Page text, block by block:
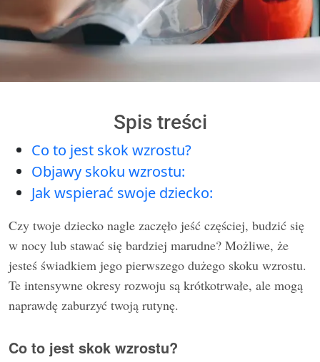
Spis treści
Co to jest skok wzrostu?
Objawy skoku wzrostu:
Jak wspierać swoje dziecko:
Czy twoje dziecko nagle zaczęło jeść częściej, budzić się
w nocy lub stawać się bardziej marudne? Możliwe, że
jesteś świadkiem jego pierwszego dużego skoku wzrostu.
Te intensywne okresy rozwoju są krótkotrwałe, ale mogą
naprawdę zaburzyć twoją rutynę.
Co to jest skok wzrostu?